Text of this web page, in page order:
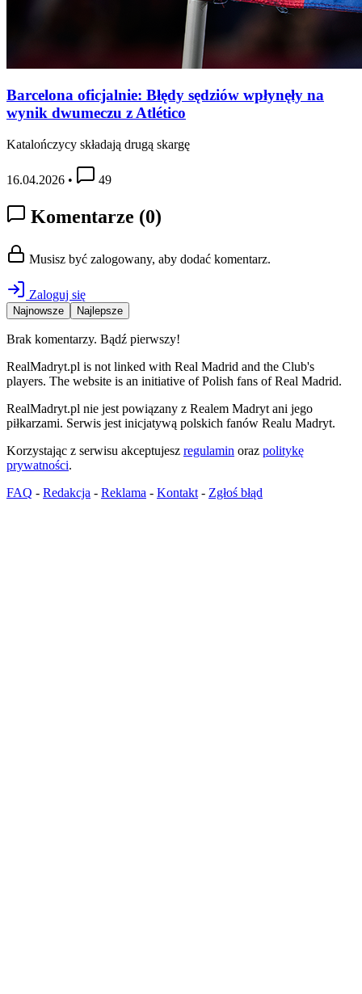
Barcelona oficjalnie: Błędy sędziów wpłynęły na
wynik dwumeczu z Atlético
Katalończycy składają drugą skargę
16.04.2026 • 49
Komentarze (0)
Musisz być zalogowany, aby dodać komentarz.
Zaloguj się
Najnowsze Najlepsze
Brak komentarzy. Bądź pierwszy!
RealMadryt.pl is not linked with Real Madrid and the Club's
players. The website is an initiative of Polish fans of Real Madrid.
RealMadryt.pl nie jest powiązany z Realem Madryt ani jego
piłkarzami. Serwis jest inicjatywą polskich fanów Realu Madryt.
Korzystając z serwisu akceptujesz regulamin oraz politykę
prywatności.
FAQ - Redakcja - Reklama - Kontakt - Zgłoś błąd